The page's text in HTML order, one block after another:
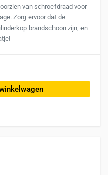
van schroefdraad voor
Zorg ervoor dat de
brandschoon zijn, en